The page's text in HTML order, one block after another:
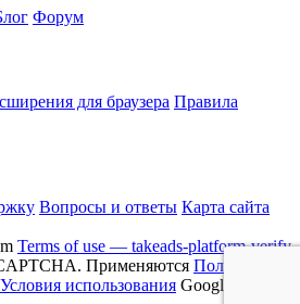
Форум
для браузера Правила
Вопросы и ответы Карта сайта
Terms of use — takeads-platform-verify
Применяются Политика
Условия использования Google.